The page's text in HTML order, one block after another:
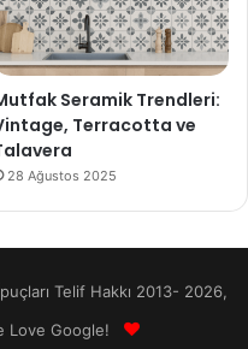
Seramik Trendleri:
Terracotta ve
28 Ağustos 2025
Telif Hakkı 2013- 2026,
Love Google!